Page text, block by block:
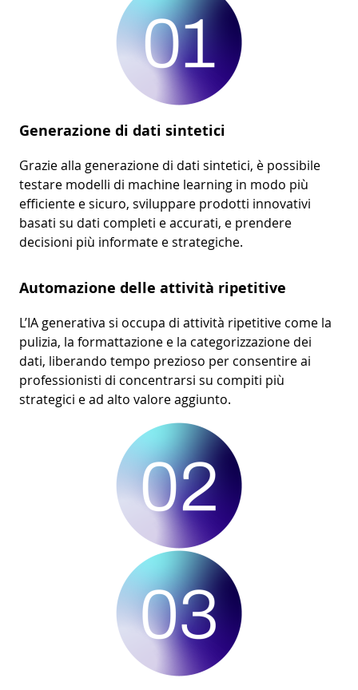
Generazione di dati sintetici
Grazie alla generazione di dati sintetici, è possibile
testare modelli di machine learning in modo più
efficiente e sicuro, sviluppare prodotti innovativi
basati su dati completi e accurati, e prendere
decisioni più informate e strategiche.
Automazione delle attività ripetitive
L’IA generativa si occupa di attività ripetitive come la
pulizia, la formattazione e la categorizzazione dei
dati, liberando tempo prezioso per consentire ai
professionisti di concentrarsi su compiti più
strategici e ad alto valore aggiunto.